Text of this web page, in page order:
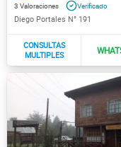
3
Diego Portales N° 191